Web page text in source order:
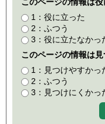
1：役に立った
2：ふつう
3：役に立たなかっ
このページの情報は
1：見つけやすかっ
2：ふつう
3：見つけにくかっ